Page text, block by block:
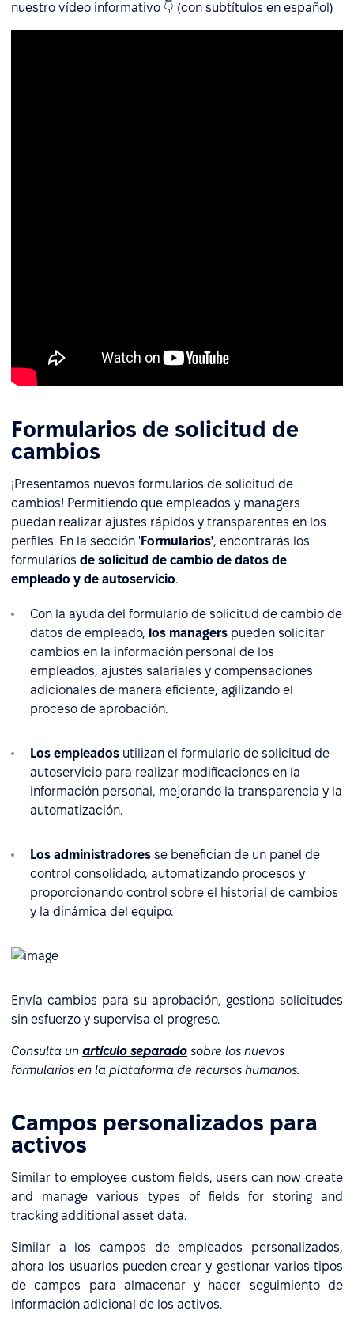
nuestro vídeo informativo 👇 (con subtítulos en español)
Formularios de solicitud de
cambios
¡Presentamos nuevos formularios de solicitud de
cambios! Permitiendo que empleados y managers
puedan realizar ajustes rápidos y transparentes en los
perfiles. En la sección ' Formularios', encontrarás los
formularios de solicitud de cambio de datos de
empleado y de autoservicio.
Con la ayuda del formulario de solicitud de cambio de
datos de empleado, los managers pueden solicitar
cambios en la información personal de los
empleados, ajustes salariales y compensaciones
adicionales de manera eficiente, agilizando el
proceso de aprobación.
Los empleados utilizan el formulario de solicitud de
autoservicio para realizar modificaciones en la
información personal, mejorando la transparencia y la
automatización.
Los administradores se benefician de un panel de
control consolidado, automatizando procesos y
proporcionando control sobre el historial de cambios
y la dinámica del equipo.
Envía cambios para su aprobación, gestiona solicitudes
sin esfuerzo y supervisa el progreso.
Consulta un artículo separado sobre los nuevos
formularios en la plataforma de recursos humanos.
Campos personalizados para
activos
Similar to employee custom fields, users can now create
and manage various types of fields for storing and
tracking additional asset data.
Similar a los campos de empleados personalizados,
ahora los usuarios pueden crear y gestionar varios tipos
de campos para almacenar y hacer seguimiento de
información adicional de los activos.